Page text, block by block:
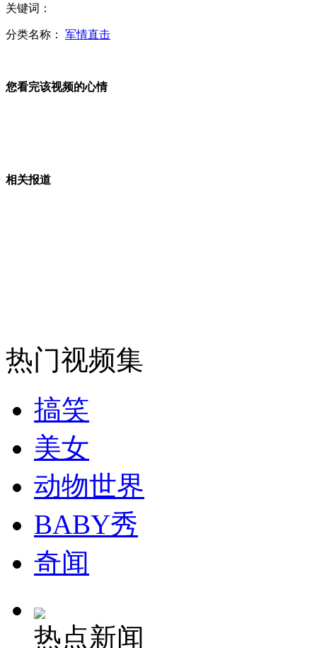
日专家称安倍“认真考虑”访华
山西运城恶犬咬伤多人 警民合力深夜将其击毙
女孩北京地铁殴打老人 痛下狠手拳打脚踢
无痛分娩是否安全 医生回应
外交部：反对强权政治霸凌主义
外交部：有关国家言论片面不公正
关键词：
分类名称： 军情直击
您看完该视频的心情
相关报道
热门视频集
搞笑
美女
动物世界
BABY秀
奇闻
热点新闻